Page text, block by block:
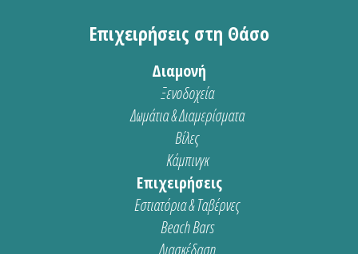
Επιχειρήσεις στη Θάσο
Διαμονή
Ξενοδοχεία
Δωμάτια & Διαμερίσματα
Βίλες
Κάμπινγκ
Επιχειρήσεις
Εστιατόρια & Ταβέρνες
Beach Bars